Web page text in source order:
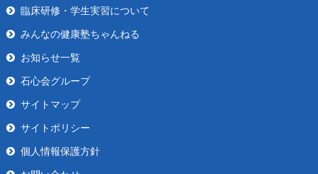
臨床研修・学生実習について
みんなの健康塾ちゃんねる
お知らせ一覧
石心会グループ
サイトマップ
サイトポリシー
個人情報保護方針